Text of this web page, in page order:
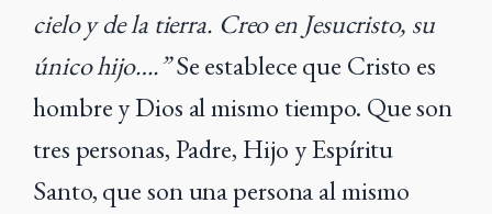
cielo y de la tierra. Creo en Jesucristo, su
único hijo….”Se establece que Cristo es
hombre y Dios al mismo tiempo. Que son
tres personas, Padre, Hijo y Espíritu
Santo, que son una persona al mismo